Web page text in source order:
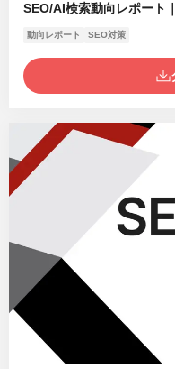
SEO/AI検索動向レポート
動向レポート SEO対策